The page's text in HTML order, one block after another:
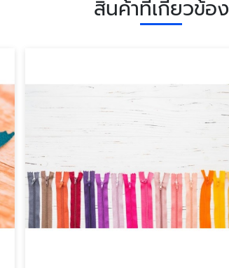
สินค้าที่เกี่ยวข้อง